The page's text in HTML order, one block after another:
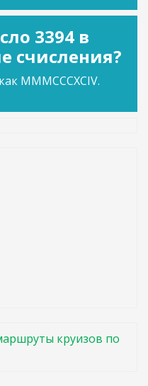
3394 в
счисления?
MMMCCCXCIV.
круизов по